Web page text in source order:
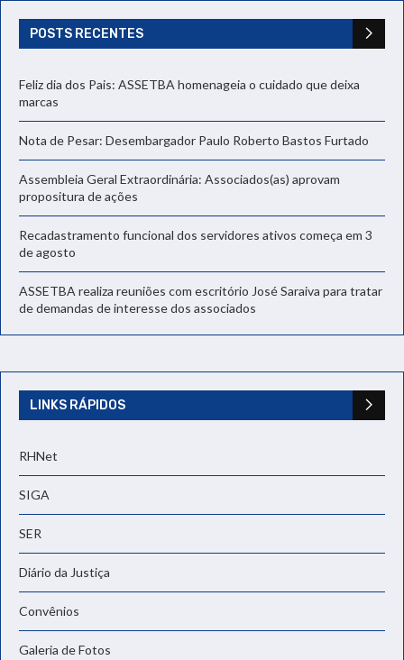
POSTS RECENTES
Feliz dia dos Pais: ASSETBA homenageia o cuidado que deixa
marcas
Nota de Pesar: Desembargador Paulo Roberto Bastos Furtado
Assembleia Geral Extraordinária: Associados(as) aprovam
propositura de ações
Recadastramento funcional dos servidores ativos começa em 3
de agosto
ASSETBA realiza reuniões com escritório José Saraiva para tratar
de demandas de interesse dos associados
LINKS RÁPIDOS
RHNet
SIGA
SER
Diário da Justiça
Convênios
Galeria de Fotos